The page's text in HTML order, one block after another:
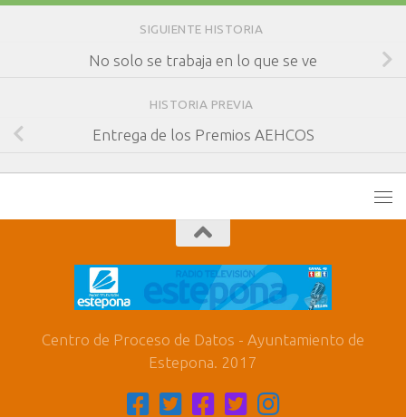
SIGUIENTE HISTORIA
No solo se trabaja en lo que se ve
HISTORIA PREVIA
Entrega de los Premios AEHCOS
Centro de Proceso de Datos - Ayuntamiento de
Estepona. 2017